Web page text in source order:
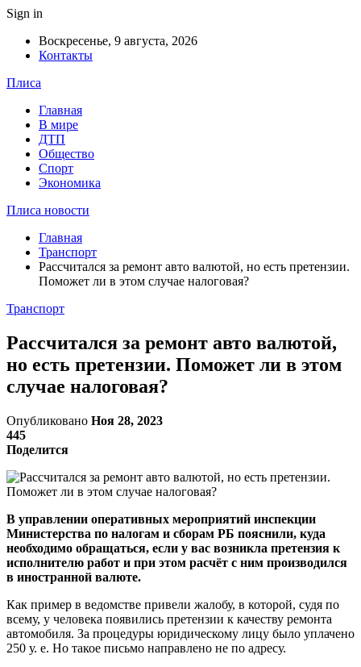
Sign in
Воскресенье, 9 августа, 2026
Контакты
Плиса
Главная
В мире
ДТП
Общество
Спорт
Экономика
Плиса новости
Главная
Транспорт
Рассчитался за ремонт авто валютой, но есть претензии.
Поможет ли в этом случае налоговая?
Транспорт
Рассчитался за ремонт авто валютой,
но есть претензии. Поможет ли в этом
случае налоговая?
Опубликовано Ноя 28, 2023
445
Поделится
В управлении оперативных мероприятий инспекции
Министерства по налогам и сборам РБ пояснили, куда
необходимо обращаться, если у вас возникла претензия к
исполнителю работ и при этом расчёт с ним производился
в иностранной валюте.
Как пример в ведомстве привели жалобу, в которой, судя по
всему, у человека появились претензии к качеству ремонта
автомобиля. За процедуры юридическому лицу было уплачено
250 у. е. Но такое письмо направлено не по адресу.